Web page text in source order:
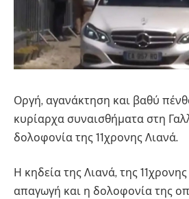
Οργή, αγανάκτηση και βαθύ
κυρίαρχα συναισθήματα στη
δολοφονία της 11χρονης Λιανά.
Η κηδεία της Λιανά, της
απαγωγή και η δολοφονία της